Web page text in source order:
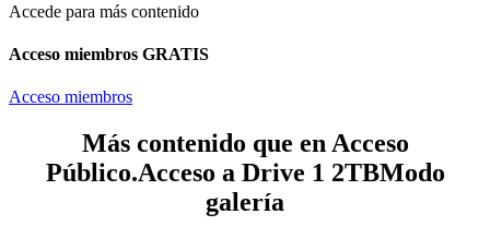
Accede para más contenido
Acceso miembros GRATIS
Acceso miembros
Más contenido que en Acceso
Público.Acceso a Drive 1 2TBModo
galería